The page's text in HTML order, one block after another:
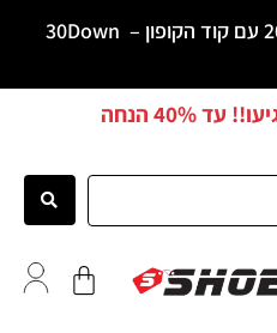
30Down
עד40% הנחה